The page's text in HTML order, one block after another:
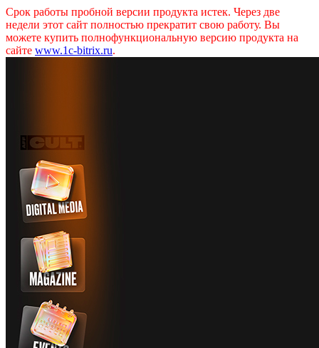
Срок работы пробной версии продукта истек. Через две
недели этот сайт полностью прекратит свою работу. Вы
можете купить полнофункциональную версию продукта на
сайте www.1c-bitrix.ru.